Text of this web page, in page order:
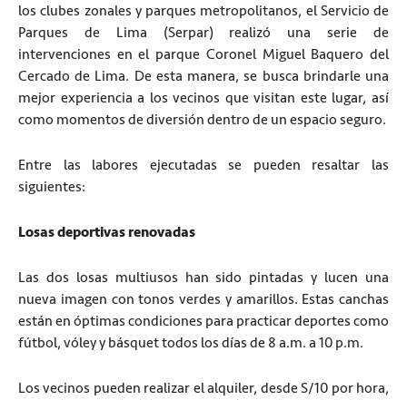
los clubes zonales y parques metropolitanos, el Servicio de
Parques de Lima (Serpar) realizó una serie de
intervenciones en el parque Coronel Miguel Baquero del
Cercado de Lima. De esta manera, se busca brindarle una
mejor experiencia a los vecinos que visitan este lugar, así
como momentos de diversión dentro de un espacio seguro.
Entre las labores ejecutadas se pueden resaltar las
siguientes:
Losas deportivas renovadas
Las dos losas multiusos han sido pintadas y lucen una
nueva imagen con tonos verdes y amarillos. Estas canchas
están en óptimas condiciones para practicar deportes como
fútbol, vóley y básquet todos los días de 8 a.m. a 10 p.m.
Los vecinos pueden realizar el alquiler, desde S/10 por hora,